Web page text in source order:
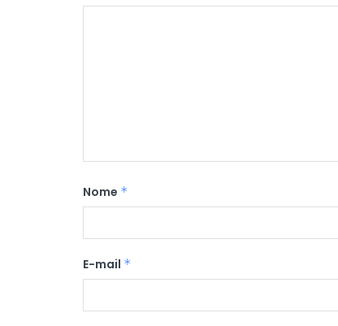
Nome *
E-mail *